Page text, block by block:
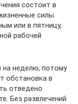
состоит в
силы.
или в пятницу,
рабочей
на неделю, потому
обстановка в
отведено
Без развлечений